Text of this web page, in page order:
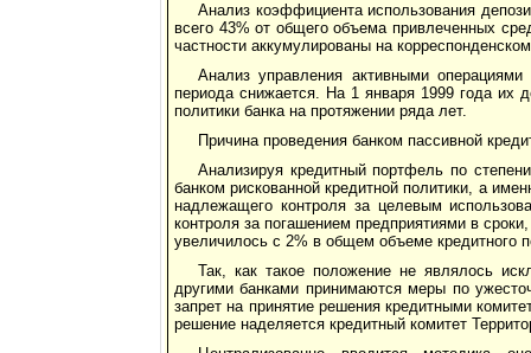
Анализ коэффициента использования
всего 43% от общего объема привлеченных
частности аккумулированы на
Анализ управления активными
периода снижается. На 1 января 1999 года их
политики банка на протяжении ряда лет.
Причина проведения банком пассивной
Анализируя кредитный портфель по
банком рискованной кредитной политики, а
надлежащего контроля за целевым
контроля за погашением предприятиями в
увеличилось с 2% в общем объеме кредитного
Так, как такое положение не являлось
другими банками принимаются меры по
запрет на принятие решения кредитными
решение наделяется кредитный комитет